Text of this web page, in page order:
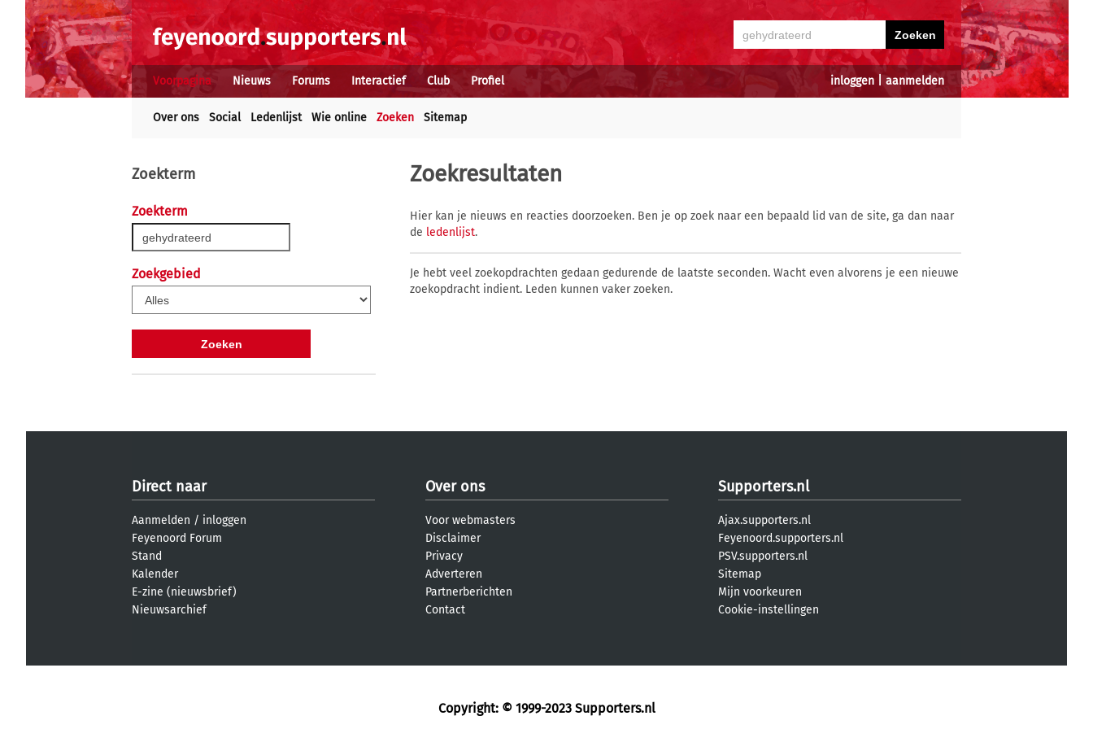
inloggen aanmelden
Voorpagina Nieuws Forums Interactief Club Profiel
Over ons Social Ledenlijst Wie online Zoeken Sitemap
Zoekterm
Zoekterm
Zoekgebied
Zoekresultaten
Hier kan je nieuws en reacties doorzoeken. Ben je op zoek naar een bepaald lid van de site, ga dan naar
de ledenlijst.
Je hebt veel zoekopdrachten gedaan gedurende de laatste seconden. Wacht even alvorens je een nieuwe
zoekopdracht indient. Leden kunnen vaker zoeken.
Direct naar
Aanmelden / inloggen
Feyenoord Forum
Stand
Kalender
E-zine (nieuwsbrief)
Nieuwsarchief
Over ons
Voor webmasters
Disclaimer
Privacy
Adverteren
Partnerberichten
Contact
Supporters.nl
Ajax.supporters.nl
Feyenoord.supporters.nl
PSV.supporters.nl
Sitemap
Mijn voorkeuren
Cookie-instellingen
Copyright: © 1999-2023 Supporters.nl